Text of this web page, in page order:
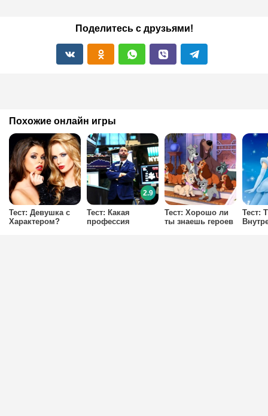
Поделитесь с друзьями!
Похожие онлайн игры
Тест: Девушка с
Характером?
Тест: Какая
профессия
2.9
Тест: Хорошо ли
ты знаешь героев
Тест: